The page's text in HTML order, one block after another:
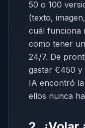
50 o 100
(texto,
cuál funciona
como tener
24/7. De
gastar €450 y
IA encontró
ellos nunca